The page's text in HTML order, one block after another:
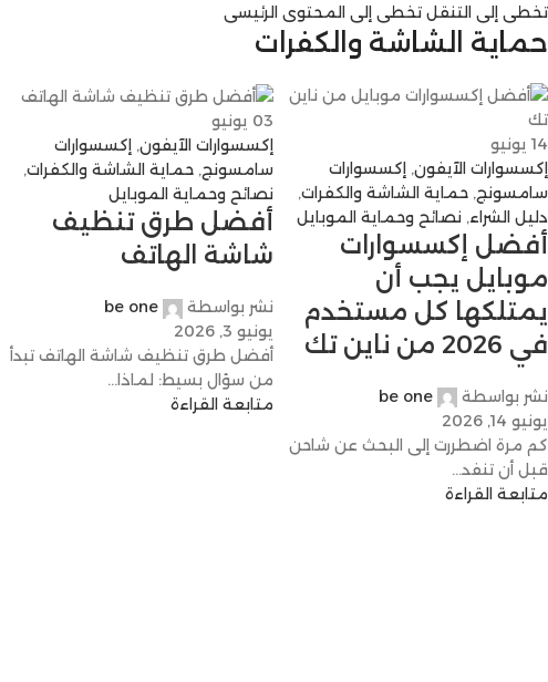
تخطي إلى التنقل تخطي إلى المحتوى الرئيسي
حماية الشاشة والكفرات
14 يونيو
إكسسوارات الآيفون, إكسسوارات
سامسونج, حماية الشاشة والكفرات,
دليل الشراء, نصائح وحماية الموبايل
أفضل إكسسوارات
موبايل يجب أن
يمتلكها كل مستخدم
في 2026 من ناين تك
نشر بواسطة
be one
يونيو 14, 2026
كم مرة اضطررت إلى البحث عن شاحن
قبل أن تنفد...
متابعة القراءة
03 يونيو
إكسسوارات الآيفون, إكسسوارات
سامسونج,حماية الشاشة والكفرات,
نصائح وحماية الموبايل
أفضل طرق تنظيف
شاشة الهاتف
نشر بواسطة
be one
يونيو 3, 2026
أفضل طرق تنظيف شاشة الهاتف تبدأ
من سؤال بسيط: لماذا...
متابعة القراءة